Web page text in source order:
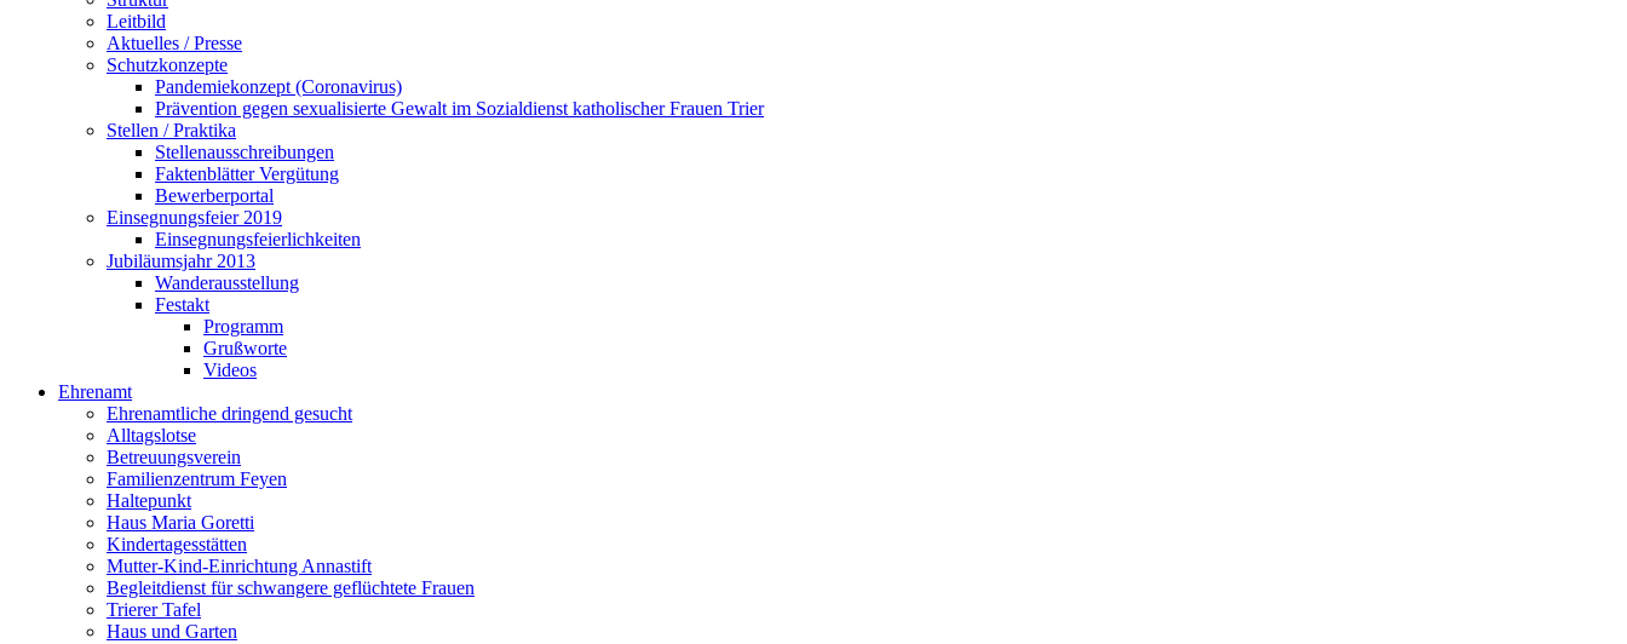
Leitbild
Aktuelles / Presse
Schutzkonzepte
Pandemiekonzept (Coronavirus)
Prävention gegen sexualisierte Gewalt im Sozialdienst katholischer Frauen Trier
Stellen / Praktika
Stellenausschreibungen
Faktenblätter Vergütung
Bewerberportal
Einsegnungsfeier 2019
Einsegnungsfeierlichkeiten
Jubiläumsjahr 2013
Wanderausstellung
Festakt
Programm
Grußworte
Videos
Ehrenamt
Ehrenamtliche dringend gesucht
Alltagslotse
Betreuungsverein
Familienzentrum Feyen
Haltepunkt
Haus Maria Goretti
Kindertagesstätten
Mutter-Kind-Einrichtung Annastift
Begleitdienst für schwangere geflüchtete Frauen
Trierer Tafel
Haus und Garten